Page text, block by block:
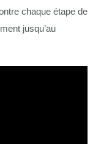
chaque étape de
jusqu’au